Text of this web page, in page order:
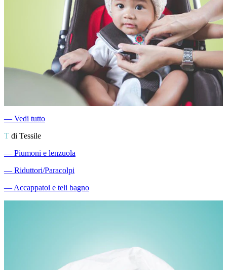
― Vedi tutto
T di Tessile
― Piumoni e lenzuola
― Riduttori/Paracolpi
―Accappatoi e teli bagno